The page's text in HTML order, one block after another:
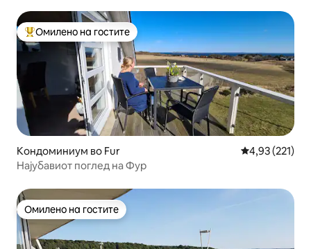
Меѓу најуспешните „Омилени на гостите“
Омилено на гостите
Кондоминиум во Fur Просечна
4,93 (221)
Најубавиот поглед на Фур
Омилено на гостите
Омилено на гостите